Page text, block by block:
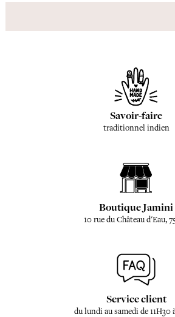
Savoir-faire
traditionnel indien
Boutique Jamini
10 rue du Château d'Eau,
Service client
du lundi au samedi de 11H30